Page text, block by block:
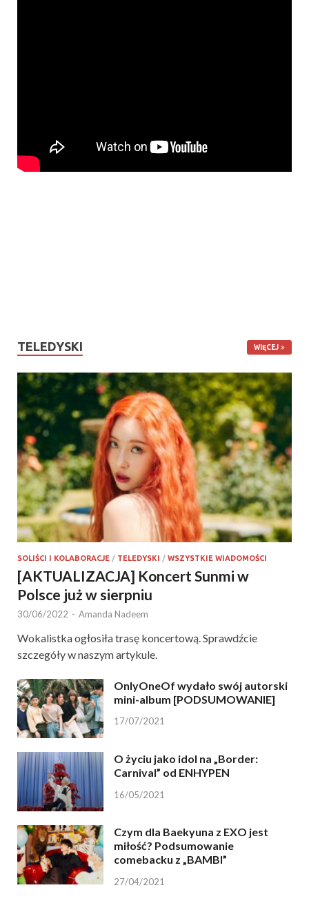
TELEDYSKI WIĘCEJ
SOLIŚCI I KOLABORACJE / TELEDYSKI / WSZYSTKIE WIADOMOŚCI
[AKTUALIZACJA] Koncert Sunmi w
Polsce już w sierpniu
30/06/2022 - Amanda Nadeem
Wokalistka ogłosiła trasę koncertową. Sprawdźcie
szczegóły w naszym artykule.
OnlyOneOf wydało swój autorski
mini-album [PODSUMOWANIE]
17/07/2021
O życiu jako idol na „Border:
Carnival” od ENHYPEN
16/05/2021
Czym dla Baekyuna z EXO jest
miłość? Podsumowanie
comebacku z „BAMBI”
27/04/2021